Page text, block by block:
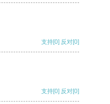
支持[0] 反对[0]
支持[0] 反对[0]